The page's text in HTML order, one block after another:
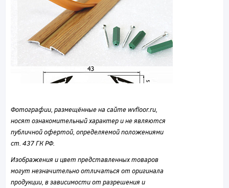
Фотографии, размещённые на сайте wvfloor.ru,
носят ознакомительный характер и не являются
публичной офертой, определяемой положениями
ст. 437 ГК РФ.
Изображения и цвет представленных товаров
могут незначительно отличаться от оригинала
продукции, в зависимости от разрешения и